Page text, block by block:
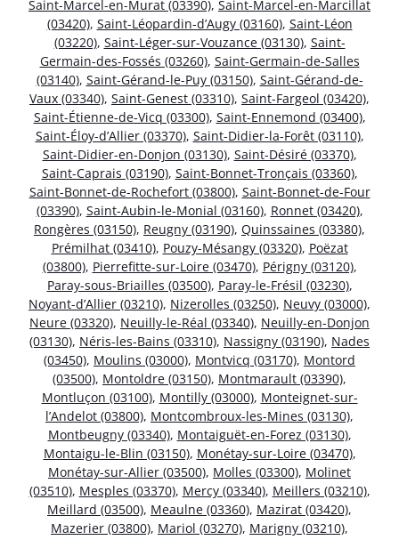
Saint-Marcel-en-Murat (03390), Saint-Marcel-en-Marcillat
(03420), Saint-Léopardin-d’Augy (03160), Saint-Léon
(03220), Saint-Léger-sur-Vouzance (03130), Saint-
Germain-des-Fossés (03260), Saint-Germain-de-Salles
(03140), Saint-Gérand-le-Puy (03150), Saint-Gérand-de-
Vaux (03340), Saint-Genest (03310), Saint-Fargeol (03420),
Saint-Étienne-de-Vicq (03300), Saint-Ennemond (03400),
Saint-Éloy-d’Allier (03370), Saint-Didier-la-Forêt (03110),
Saint-Didier-en-Donjon (03130), Saint-Désiré (03370),
Saint-Caprais (03190), Saint-Bonnet-Tronçais (03360),
Saint-Bonnet-de-Rochefort (03800), Saint-Bonnet-de-Four
(03390), Saint-Aubin-le-Monial (03160), Ronnet (03420),
Rongères (03150), Reugny (03190), Quinssaines (03380),
Prémilhat (03410), Pouzy-Mésangy (03320), Poëzat
(03800), Pierrefitte-sur-Loire (03470), Périgny (03120),
Paray-sous-Briailles (03500), Paray-le-Frésil (03230),
Noyant-d’Allier (03210), Nizerolles (03250), Neuvy (03000),
Neure (03320), Neuilly-le-Réal (03340), Neuilly-en-Donjon
(03130), Néris-les-Bains (03310), Nassigny (03190), Nades
(03450), Moulins (03000), Montvicq (03170), Montord
(03500), Montoldre (03150), Montmarault (03390),
Montluçon (03100), Montilly (03000), Monteignet-sur-
l’Andelot (03800), Montcombroux-les-Mines (03130),
Montbeugny (03340), Montaiguët-en-Forez (03130),
Montaigu-le-Blin (03150), Monétay-sur-Loire (03470),
Monétay-sur-Allier (03500), Molles (03300), Molinet
(03510), Mesples (03370), Mercy (03340), Meillers (03210),
Meillard (03500), Meaulne (03360), Mazirat (03420),
Mazerier (03800), Mariol (03270), Marigny (03210),